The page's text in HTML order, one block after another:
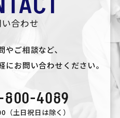
い合わせ
やご相談など、
にお問い合わせください。
4089
（土日祝日は除く）